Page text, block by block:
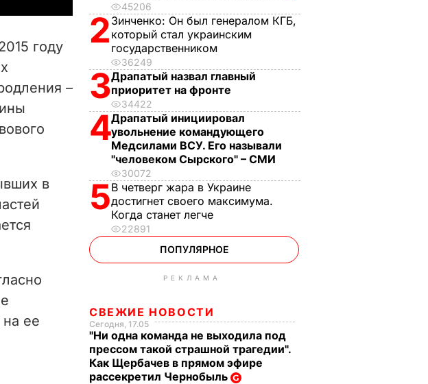
году
–
в
ее
45206
2 Зинченко: Он был генералом КГБ,
который стал украинским
государственником
36249
3Драпатый назвал главный
приоритет на фронте
34422
4Драпатый инициировал
увольнение командующего
Медсилами ВСУ. Его называли
"человеком Сырского" – СМИ
30072
5В четверг жара в Украине
достигнет своего максимума.
Когда станет легче
22891
ПОПУЛЯРНОЕ
РЕКЛАМА
СВЕЖИЕ НОВОСТИ
Сегодня, 17.05
"Ни одна команда не выходила под
прессом такой страшной трагедии".
Как Щербачев в прямом эфире
рассекретил Чернобыль